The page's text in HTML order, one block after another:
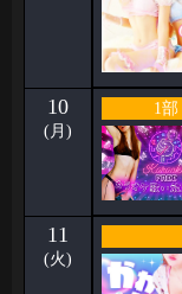
10
(月)
1部
11
(火)